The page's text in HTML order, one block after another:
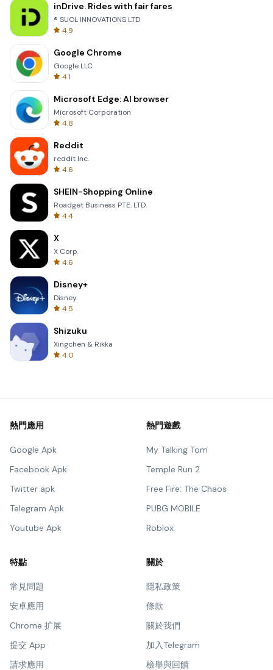
inDrive. Rides with fair fares
® SUOL INNOVATIONS LTD
4.9
Google Chrome
Google LLC
4.1
Microsoft Edge: AI browser
Microsoft Corporation
4.8
Reddit
reddit Inc.
4.6
SHEIN-Shopping Online
Roadget Business PTE. LTD.
4.4
X
X Corp.
4.6
Disney+
Disney
4.5
Shizuku
Xingchen & Rikka
4.0
熱門應用
Google Apk
Facebook Apk
Twitter apk
Telegram Apk
Youtube Apk
熱門遊戲
My Talking Tom
Temple Run 2
Free Fire: The Chaos
PUBG MOBILE
Roblox
特點
常見問題
安卓應用
Chrome 扩展
提交 App
請求應用
關於
隱私政策
條款
關於我們
加入Telegram
檢舉與回饋